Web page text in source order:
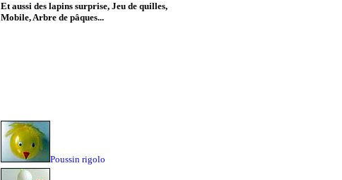
Et aussi des lapins surprise, Jeu de quilles,
Mobile, Arbre de pâques...
Poussin rigolo